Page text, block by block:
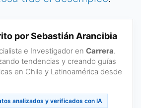
por Sebastián Arancibia
e Investigador en Carrera.
tendencias y creando guías
en Chile y Latinoamérica desde
analizados y verificados con IA